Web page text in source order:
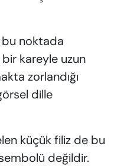
bu noktada
kareyle uzun
zorlandığı
dille
küçük filiz de bu
değildir.